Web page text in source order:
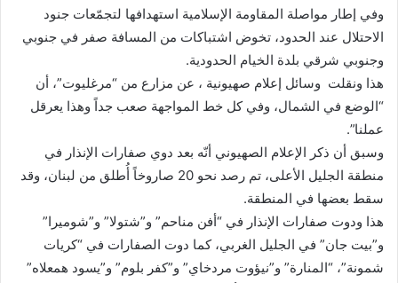
وفي إطار مواصلة المقاومة الإسلامية استهدافها لتجمّعات جنود
الاحتلال عند الحدود، تخوض اشتباكات من المسافة صفر في جنوبي
وجنوبي شرقي بلدة الخيام الحدودية.
هذا ونقلت وسائل إعلام صهيونية ، عن مزارع من “مرغليوت”، أن
“الوضع في الشمال، وفي كل خط المواجهة صعب جداً وهذا يعرقل
عملنا”.
وسبق أن ذكر الإعلام الصهيوني أنّه بعد دوي صفارات الإنذار في
منطقة الجليل الأعلى، تم رصد نحو 20 صاروخاً أُطلق من لبنان، وقد
سقط بعضها في المنطقة.
هذا ودوت صفارات الإنذار في “أفن مناحم” و”شتولا” و”شوميرا”
و”بيت جان” في الجليل الغربي، كما دوت الصفارات في “كريات
شمونة”، “المنارة” و”نيؤوت مردخاي” و”كفر بلوم” و”يسود همعلاه”